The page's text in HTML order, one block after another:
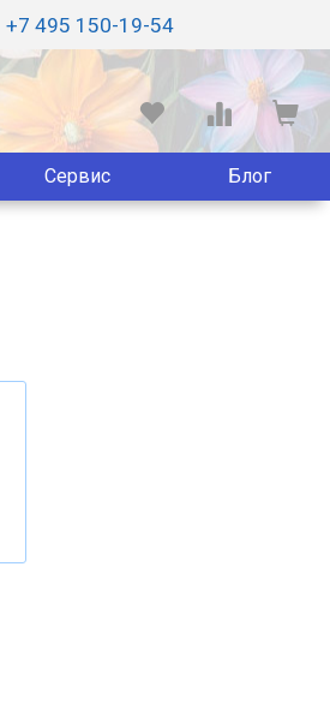
+7 495 150-19-54
Сервис Блог